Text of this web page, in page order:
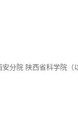
分院 陕西省科学院（